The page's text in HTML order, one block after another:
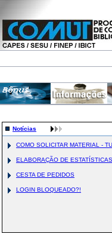
Notícias
COMO SOLICITAR MATERIAL -
ELABORAÇÃO DE ESTATÍSTICAS
CESTA DE PEDIDOS
LOGIN BLOQUEADO?!